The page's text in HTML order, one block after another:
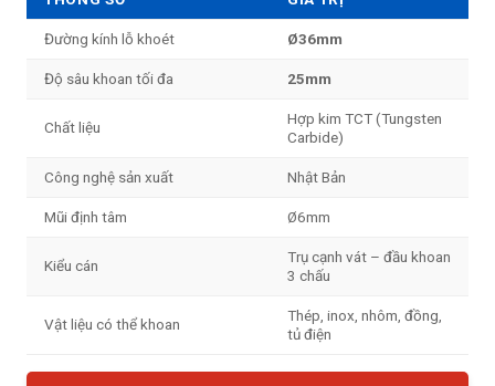
Đường kính lỗ khoét Ø36mm
Độ sâu khoan tối đa 25mm
Chất liệu
Hợp kim TCT (Tungsten
Carbide)
Công nghệ sản xuất Nhật Bản
Mũi định tâm Ø6mm
Kiểu cán
Trụ cạnh vát – đầu khoan
3 chấu
Vật liệu có thể khoan
Thép, inox, nhôm, đồng,
tủ điện